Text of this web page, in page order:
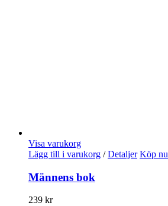
Visa varukorg
Lägg till i varukorg / Detaljer Köp nu
Männens bok
239 kr